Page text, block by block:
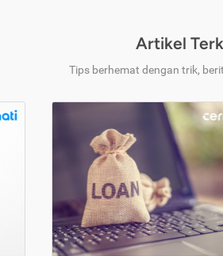
Artikel
Tips berhemat dengan trik,